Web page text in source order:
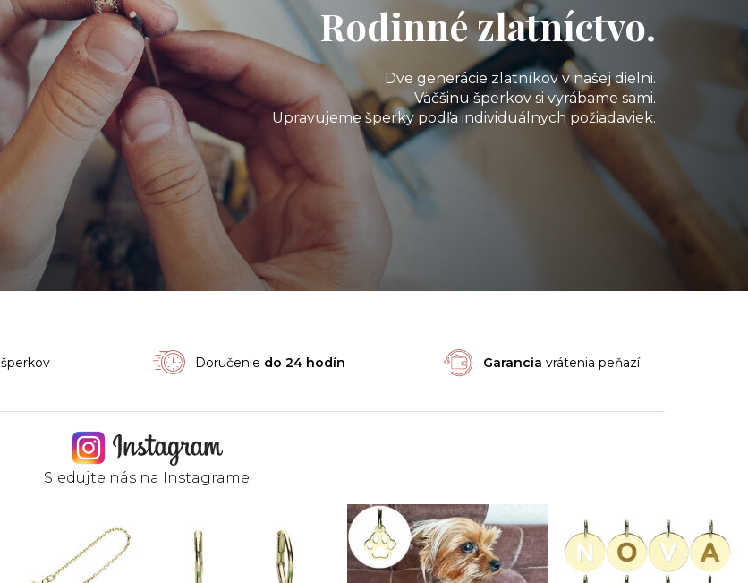
Rodinné zlatníctvo.
Dve generácie zlatníkov v našej dielni.
Väčšinu šperkov si vyrábame sami.
Upravujeme šperky podľa individuálnych požiadaviek.
šperkov Doručenie do 24 hodín Garancia vrátenia peňazí
Sledujte nás na Instagrame